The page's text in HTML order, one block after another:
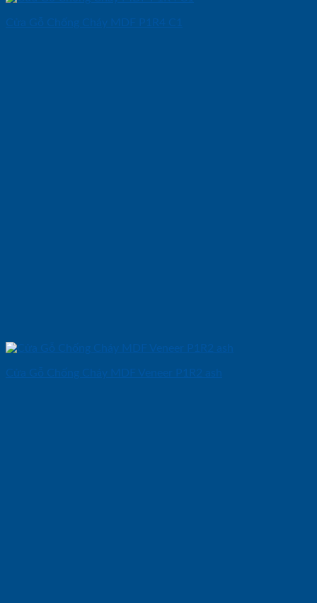
Cửa Gỗ Chống Cháy MDF P1R4 C1
Cửa Gỗ Chống Cháy MDF Veneer P1R2 ash